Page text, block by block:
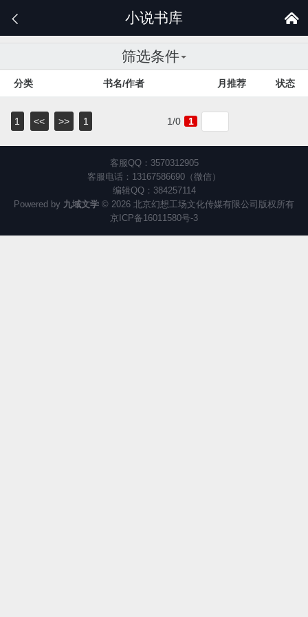
 
小说书库
筛选条件
分类 书名/作者 月推荐 状态
1/0
1 << 1
>> 1
客服QQ：3570312905
客服电话：13167586690（微信）
编辑QQ：384257114
Powered by 九域文学 © 2026 北京幻想工场文化传媒有限公司版权所有
京ICP备16011580号-3